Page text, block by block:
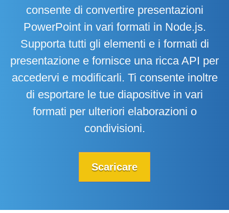
consente di convertire presentazioni
PowerPoint in vari formati in Node.js.
Supporta tutti gli elementi e i formati di
presentazione e fornisce una ricca API per
accedervi e modificarli. Ti consente inoltre
di esportare le tue diapositive in vari
formati per ulteriori elaborazioni o
condivisioni.
Scaricare